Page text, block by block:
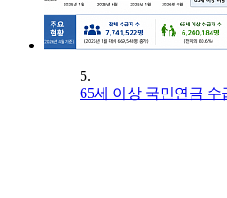
5.
65세 이상 국민연금 수